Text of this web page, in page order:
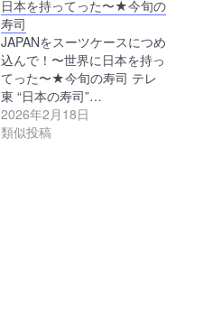
日本を持ってった〜★今旬の
寿司
JAPANをスーツケースにつめ
込んで！〜世界に日本を持っ
てった〜★今旬の寿司 テレ
東 “日本の寿司”…
2026年2月18日
類似投稿